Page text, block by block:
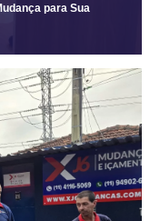
para Sua